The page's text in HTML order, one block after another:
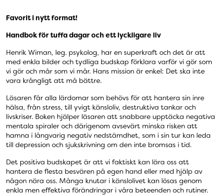
Favorit i nytt format!
Handbok för tuffa dagar och ett lyckligare liv
Henrik Wiman, leg. psykolog, har en superkraft och det är att
med enkla bilder och tydliga budskap förklara varför vi gör som
vi gör och mår som vi mår. Hans mission är enkel: Det ska inte
vara krångligt att må bättre.
Läsaren får alla lärdomar som behövs för att hantera sin inre
hälsa, från stress, till yvigt känsloliv, destruktiva tankar och
livskriser. Boken hjälper läsaren att snabbare upptäcka negativa
mentala spiraler och därigenom avsevärt minska risken att
hamna i långvarig negativ nedstämdhet, som i sin tur kan leda
till depression och sjukskrivning om den inte bromsas i tid.
Det positiva budskapet är att vi faktiskt kan lära oss att
hantera de flesta besvären på egen hand eller med hjälp av
någon nära oss. Många knutar i känslolivet kan lösas genom
enkla men effektiva förändringar i våra beteenden och rutiner.